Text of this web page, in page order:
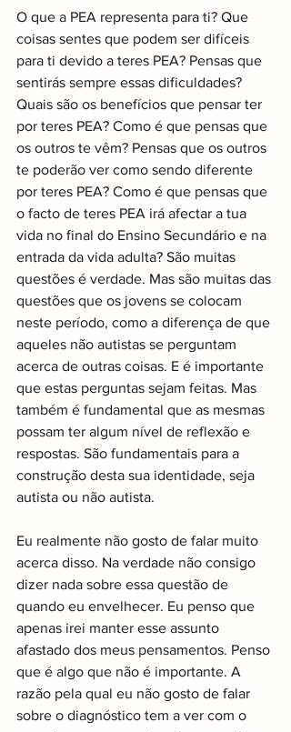
O que a PEA representa para ti? Que
coisas sentes que podem ser difíceis
para ti devido a teres PEA? Pensas que
sentirás sempre essas dificuldades?
Quais são os benefícios que pensar ter
por teres PEA? Como é que pensas que
os outros te vêm? Pensas que os outros
te poderão ver como sendo diferente
por teres PEA? Como é que pensas que
o facto de teres PEA irá afectar a tua
vida no final do Ensino Secundário e na
entrada da vida adulta? São muitas
questões é verdade. Mas são muitas das
questões que os jovens se colocam
neste período, como a diferença de que
aqueles não autistas se perguntam
acerca de outras coisas. E é importante
que estas perguntas sejam feitas. Mas
também é fundamental que as mesmas
possam ter algum nível de reflexão e
respostas. São fundamentais para a
construção desta sua identidade, seja
autista ou não autista.
Eu realmente não gosto de falar muito
acerca disso. Na verdade não consigo
dizer nada sobre essa questão de
quando eu envelhecer. Eu penso que
apenas irei manter esse assunto
afastado dos meus pensamentos. Penso
que é algo que não é importante. A
razão pela qual eu não gosto de falar
sobre o diagnóstico tem a ver com o